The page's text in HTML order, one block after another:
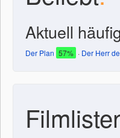
Aktuell
Der Plan 57% · Der Herr